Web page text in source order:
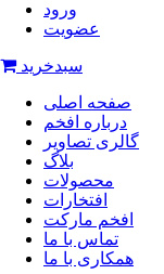
ورود
عضویت
سبدخرید
صفحه اصلی
درباره افخم
گالری تصاویر
بلاگ
محصولات
افتخارات
افخم مارکت
تماس با ما
همکاری با ما